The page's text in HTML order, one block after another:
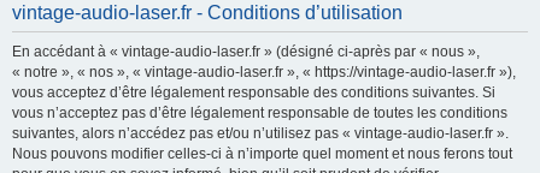
vintage-audio-laser.fr - Conditions d’utilisation
En accédant à « vintage-audio-laser.fr » (désigné ci-après par « nous »,
« notre », « nos », « vintage-audio-laser.fr », « https://vintage-audio-laser.fr »),
vous acceptez d’être légalement responsable des conditions suivantes. Si
vous n’acceptez pas d’être légalement responsable de toutes les conditions
suivantes, alors n’accédez pas et/ou n’utilisez pas « vintage-audio-laser.fr ».
Nous pouvons modifier celles-ci à n’importe quel moment et nous ferons tout